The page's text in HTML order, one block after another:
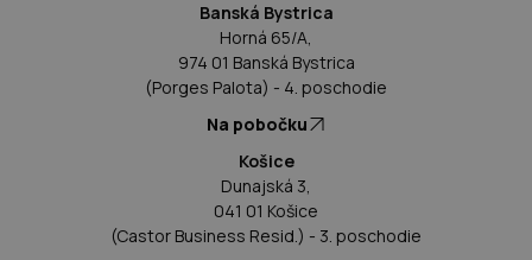
Banská Bystrica
Horná 65/A,
974 01 Banská Bystrica
(Porges Palota) - 4. poschodie
Na pobočku
Košice
Dunajská 3,
041 01 Košice
(Castor Business Resid.) - 3. poschodie